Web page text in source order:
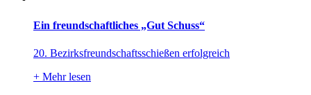
Ein freundschaftliches „Gut Schuss“
20. Bezirksfreundschaftsschießen erfolgreich
+ Mehr lesen